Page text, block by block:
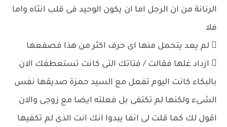
الرنانة من ان الرجل اما ان يكون الوحيد فى قلب انثاه واما
فلا
 لم يعد يتحمل منها اى حرف اكثر من هذا فصفعها
 ازداد غلها فقالت / فتاتك التى كانت تستعطفك الان
بالبكاء كانت اليوم تفعل مع السيد حمزة صديقها نفس
الشىء ولكنها لم تكتفى بل فعلته ايضا مع زوجى والان
اقول لك كما قلت لى انفا يبدوا انك انت الذى لم تكفيها